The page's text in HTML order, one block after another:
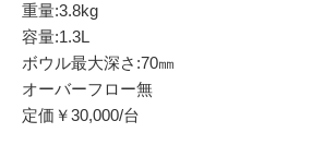
重量:3.8kg
容量:1.3L
ボウル最大深さ:70㎜
オーバーフロー無
定価￥30,000/台